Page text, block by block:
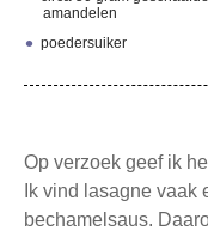
amandelen
poedersuiker
Op verzoek geef ik
Ik vind lasagne
bechamelsaus.